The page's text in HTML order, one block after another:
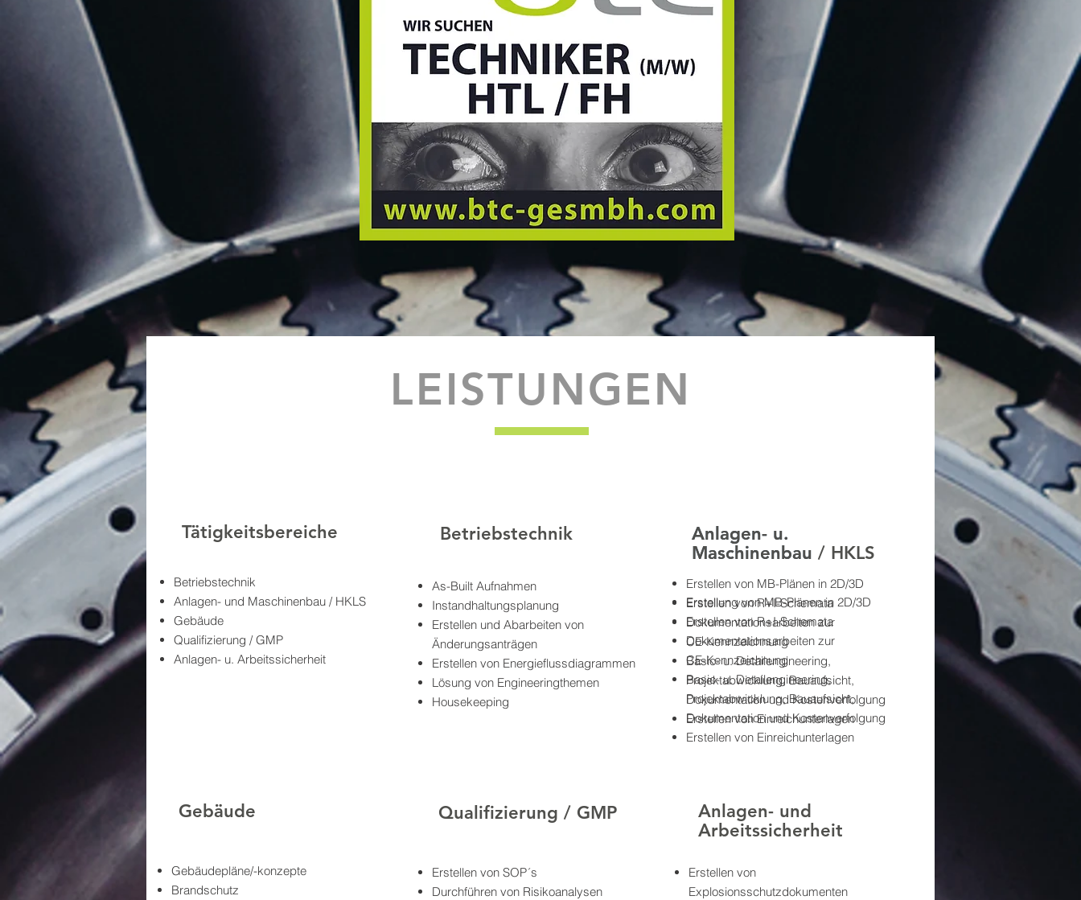
...näheres unter"KARRIERE"
LEISTUNGEN
Tätigkeitsbereiche
Betriebstechnik
Anlagen- und Maschinenbau / HKLS
Gebäude
Qualifizierung / GMP
Anlagen- u. Arbeitssicherheit
Betriebstechnik
As-Built Aufnahmen
Instandhaltungsplanung
Erstellen und Abarbeiten von
Änderungsanträgen
Erstellen von Energieflussdiagrammen
Lösung von Engineeringthemen
Housekeeping
Anlagen- u.
Maschinenbau
Erstellung von MB-Plänen in 2D/3D
Erstellen von R+I-Schemata
Dokumentationsarbeiten zur
CE-Kennzeichnung
Basic- u. Detailengineering,
Projektabwicklung, Bauaufsicht,
Dokumentation und Kostenverfolgung
Erstellen von Einreichunterlagen
Gebäude
Gebäudepläne/-konzepte
Brandschutz
Qualifizierung / GMP
Erstellen von SOP´s
Durchführen von Risikoanalysen
Anlagen- und
Arbeitssicherheit
Erstellen von
Explosionsschutzdokumenten
Anlagen- u.
Maschinenbau / HKLS
Erstellen von MB-Plänen in 2D/3D
Erstellen von R+I-Schemata
Dokumentationsarbeiten zur
CE-Kennzeichnung
Basic- u. Detailengineering,
Projektabwicklung, Bauaufsicht,
Dokumentation und Kostenverfolgung
Erstellen von Einreichunterlagen